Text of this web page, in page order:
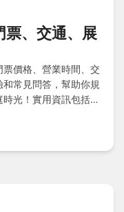
票、交通、展
價格、營業時間、交
常見問答，幫助你規
光！實用資訊包括地